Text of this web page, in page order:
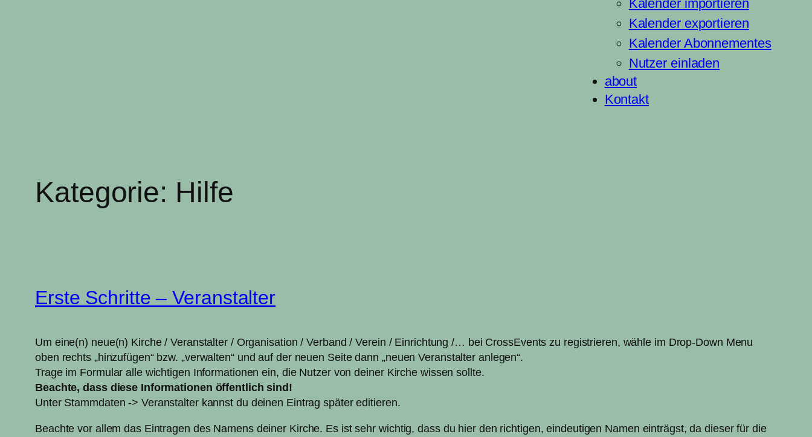
Kalender importieren
Kalender exportieren
Kalender Abonnementes
Nutzer einladen
about
Kontakt
Kategorie: Hilfe
Erste Schritte – Veranstalter
Um eine(n) neue(n) Kirche / Veranstalter / Organisation / Verband / Verein / Einrichtung /… bei CrossEvents zu registrieren, wähle im Drop-Down Menu
oben rechts „hinzufügen“ bzw. „verwalten“ und auf der neuen Seite dann „neuen Veranstalter anlegen“.
Trage im Formular alle wichtigen Informationen ein, die Nutzer von deiner Kirche wissen sollte.
Beachte, dass diese Informationen öffentlich sind!
Unter Stammdaten -> Veranstalter kannst du deinen Eintrag später editieren.
Beachte vor allem das Eintragen des Namens deiner Kirche. Es ist sehr wichtig, dass du hier den richtigen, eindeutigen Namen einträgst, da dieser für die